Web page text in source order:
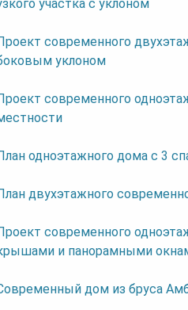
участка с уклоном
современного
уклоном
современного
одноэтажного дома с 3
двухэтажного
современного
и панорамными
дом из бруса